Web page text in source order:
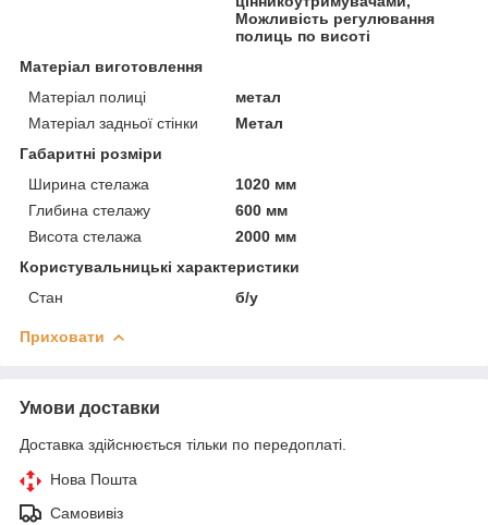
Можливість регулювання
полиць по висоті
Матеріал виготовлення
Матеріал полиці
метал
Матеріал задньої стінки
Метал
Габаритні розміри
Ширина стелажа
1020 мм
Глибина стелажу
600 мм
Висота стелажа
2000 мм
Користувальницькі характеристики
Стан
б/у
Приховати
Умови доставки
Доставка здійснюється тільки по передоплаті.
Нова Пошта
Самовивіз